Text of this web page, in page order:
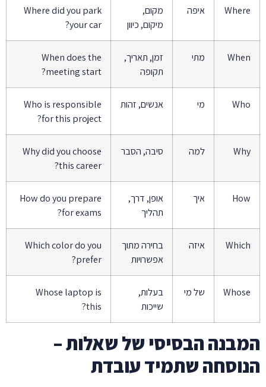
Where איפה
מקום,
מיקום, כיוון
Where did you park
your car?
When מתי
זמן, תאריך,
תקופה
When does the
meeting start?
Who מי אנשים, זהות
Who is responsible
for this project?
Why למה סיבה, הסבר
Why did you choose
this career?
How איך
אופן, דרך,
תהליך
How do you prepare
for exams?
Which איזה
בחירה מתוך
אפשרויות
Which color do you
prefer?
Whose של מי
בעלות,
שייכות
Whose laptop is
this?
המבנה הבסיסי של שאלות –
הנוסחה שתמיד עובדת